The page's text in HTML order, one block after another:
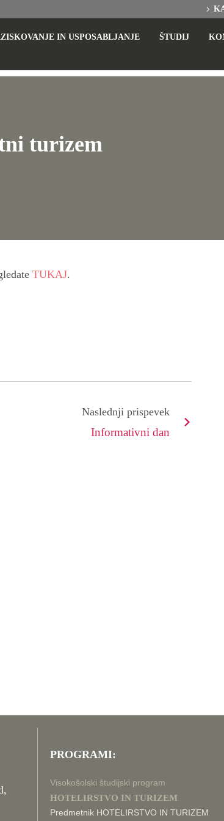
IN USPOSABLJANJE ŠTUDIJ
turizem
TUKAJ.
Naslednji prispevek
Informativni dan
PROGRAMI:
Visokošolski študijski program
HOTELIRSTVO IN TURIZEM
Predmetnik HOTELIRSTVO IN TURIZEM